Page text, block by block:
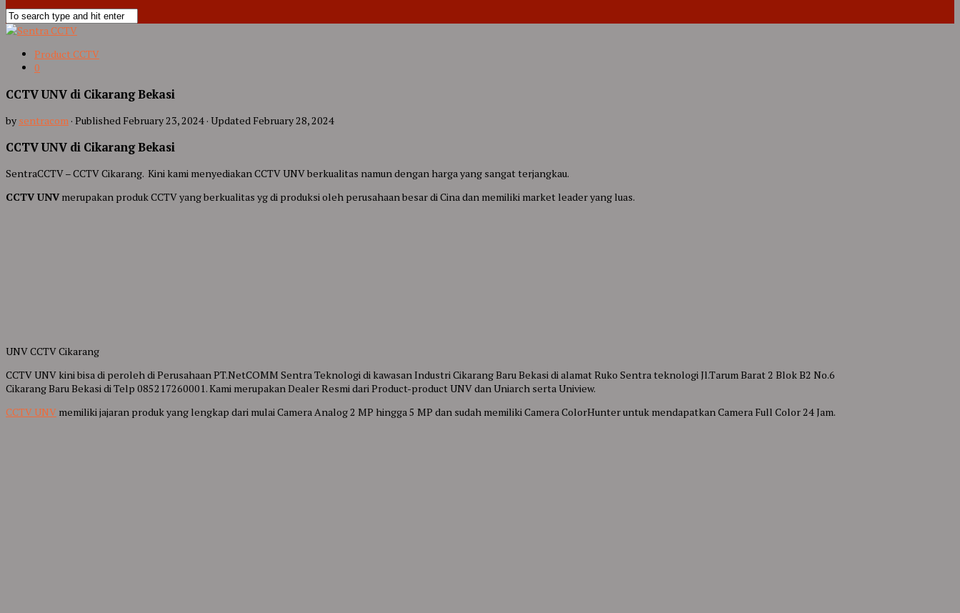
Product CCTV
0
CCTV UNV di Cikarang Bekasi
by sentracom · Published February 23, 2024 · Updated February 28, 2024
CCTV UNV di Cikarang Bekasi
SentraCCTV – CCTV Cikarang. Kini kami menyediakan CCTV UNV berkualitas namun dengan harga yang sangat terjangkau.
CCTV UNVmerupakan produk CCTV yang berkualitas yg di produksi oleh perusahaan besar di Cina dan memiliki market leader yang luas.
UNV CCTV Cikarang
CCTV UNV kini bisa di peroleh di Perusahaan PT.NetCOMM Sentra Teknologi di kawasan Industri Cikarang Baru Bekasi di alamat Ruko Sentra teknologi Jl.Tarum Barat 2 Blok B2 No.6
Cikarang Baru Bekasi di Telp 085217260001. Kami merupakan Dealer Resmi dari Product-product UNV dan Uniarch serta Uniview.
CCTV UNV memiliki jajaran produk yang lengkap dari mulai Camera Analog 2 MP hingga 5 MP dan sudah memiliki Camera ColorHunter untuk mendapatkan Camera Full Color 24 Jam.